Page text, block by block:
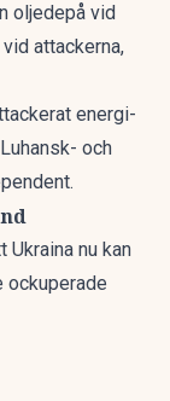
oljedepå vid
attackerna,
energi-
och
.
Ukraina nu kan
ockuperade